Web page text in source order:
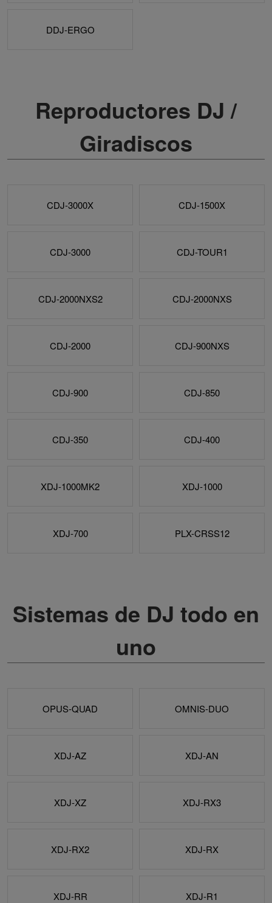
DDJ-ERGO
Reproductores DJ /
Giradiscos
CDJ-3000X CDJ-1500X
CDJ-3000 CDJ-TOUR1
CDJ-2000NXS2 CDJ-2000NXS
CDJ-2000 CDJ-900NXS
CDJ-900 CDJ-850
CDJ-350 CDJ-400
XDJ-1000MK2 XDJ-1000
XDJ-700 PLX-CRSS12
Sistemas de DJ todo en
uno
OPUS-QUAD OMNIS-DUO
XDJ-AZ XDJ-AN
XDJ-XZ XDJ-RX3
XDJ-RX2 XDJ-RX
XDJ-RR XDJ-R1